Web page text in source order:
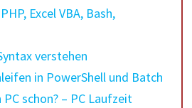
Excel VBA, Bash,
verstehen
in PowerShell und Batch
schon? – PC Laufzeit